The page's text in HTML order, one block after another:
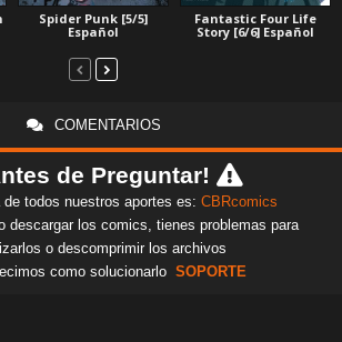
Spider Punk [5/5]
Español
Fantastic Four Life
Story [6/6] Español
COMENTARIOS
de Preguntar!
de todos nuestros aportes es: CBRcomics
descargar los comics, tienes problemas para
o descomprimir los archivos
como solucionarlo SOPORTE